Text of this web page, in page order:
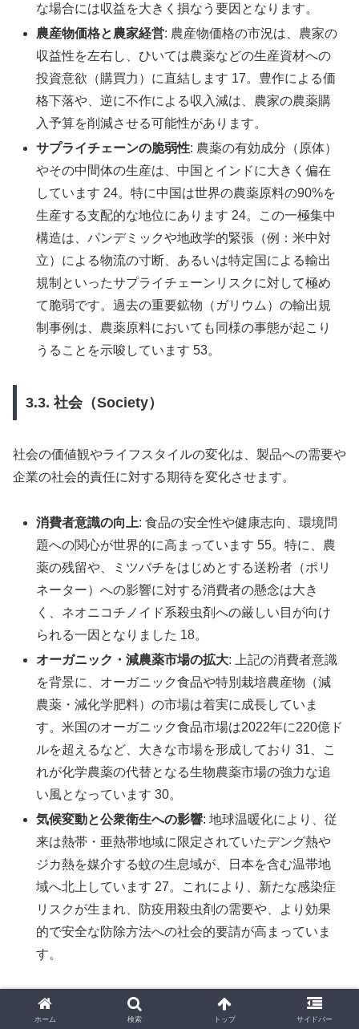
な場合には収益を大きく損なう要因となります。
農産物価格と農家経営: 農産物価格の市況は、農家の
収益性を左右し、ひいては農薬などの生産資材への
投資意欲（購買力）に直結します 17。豊作による価
格下落や、逆に不作による収入減は、農家の農薬購
入予算を削減させる可能性があります。
サプライチェーンの脆弱性: 農薬の有効成分（原体）
やその中間体の生産は、中国とインドに大きく偏在
しています 24。特に中国は世界の農薬原料の90%を
生産する支配的な地位にあります 24。この一極集中
構造は、パンデミックや地政学的緊張（例：米中対
立）による物流の寸断、あるいは特定国による輸出
規制といったサプライチェーンリスクに対して極め
て脆弱です。過去の重要鉱物（ガリウム）の輸出規
制事例は、農薬原料においても同様の事態が起こり
うることを示唆しています 53。
3.3. 社会（Society）
社会の価値観やライフスタイルの変化は、製品への需要や
企業の社会的責任に対する期待を変化させます。
消費者意識の向上: 食品の安全性や健康志向、環境問
題への関心が世界的に高まっています 55。特に、農
薬の残留や、ミツバチをはじめとする送粉者（ポリ
ネーター）への影響に対する消費者の懸念は大き
く、ネオニコチノイド系殺虫剤への厳しい目が向け
られる一因となりました 18。
オーガニック・減農薬市場の拡大: 上記の消費者意識
を背景に、オーガニック食品や特別栽培農産物（減
農薬・減化学肥料）の市場は着実に成長していま
す。米国のオーガニック食品市場は2022年に220億ド
ルを超えるなど、大きな市場を形成しており 31、こ
れが化学農薬の代替となる生物農薬市場の強力な追
い風となっています 30。
気候変動と公衆衛生への影響: 地球温暖化により、従
来は熱帯・亜熱帯地域に限定されていたデング熱や
ジカ熱を媒介する蚊の生息域が、日本を含む温帯地
域へ北上しています 27。これにより、新たな感染症
リスクが生まれ、防疫用殺虫剤の需要や、より効果
的で安全な防除方法への社会的要請が高まっていま
す。
3.4. 技術（Technology）
ホーム 検索 トップ サイドバー